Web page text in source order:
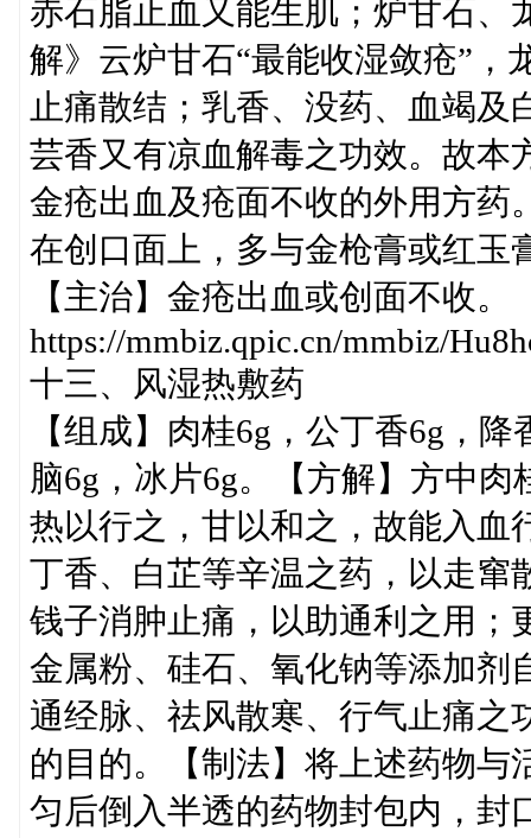
赤石脂止血又能生肌；炉甘石、
解》云炉甘石“最能收湿敛疮”，
止痛散结；乳香、没药、血竭
芸香又有凉血解毒之功效。故本
金疮出血及疮面不收的外用方药
在创口面上，多与金枪膏或红玉
【主治】金疮出血或创面不收。
https://mmbiz.qpic.cn/mmbiz/
十三、风湿热敷药
【组成】肉桂6g，公丁香6g，
脑6g，冰片6g。【方解】方中
热以行之，甘以和之，故能入血
丁香、白芷等辛温之药，以走窜
钱子消肿止痛，以助通利之用；
金属粉、硅石、氧化钠等添加剂
通经脉、祛风散寒、行气止痛之
的目的。【制法】将上述药物与
匀后倒入半透的药物封包内，封